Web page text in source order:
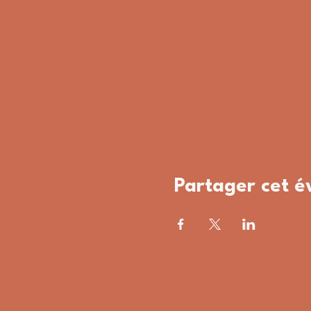
Partager cet